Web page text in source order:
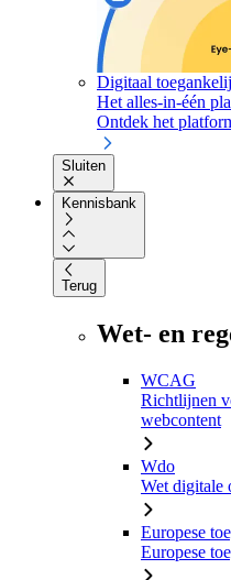
Digitaal
Het alles-in-één
Ontdek het
Sluiten
Kennisbank
Terug
Wet- en
WCAG
Richtlijnen
webcontent
Wdo
Wet digitale
Europese
Europese